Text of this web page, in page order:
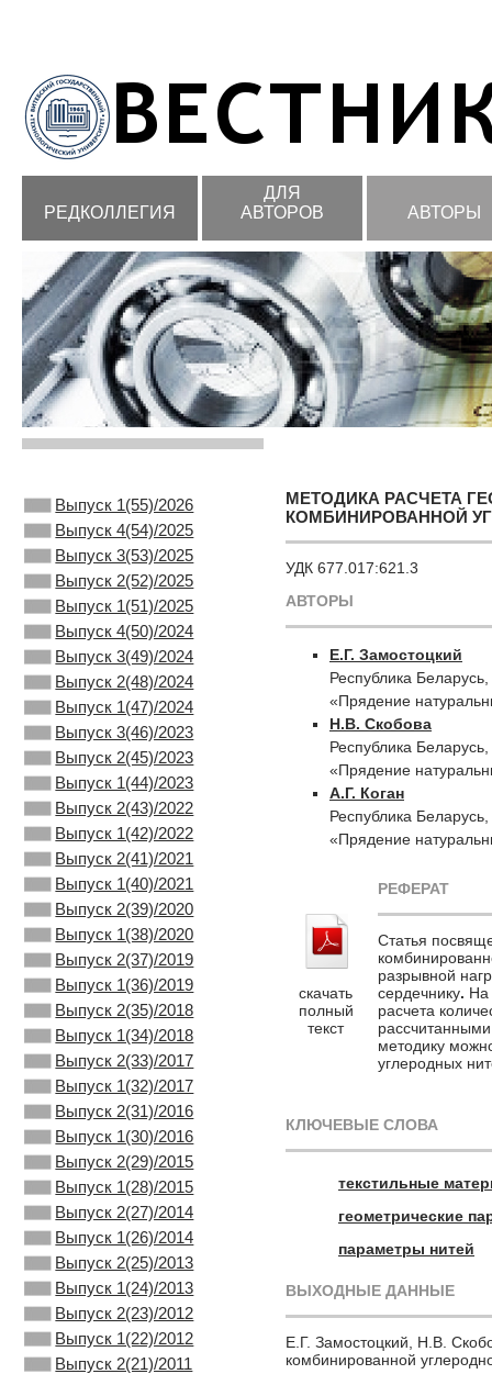
РЕДКОЛЛЕГИЯ
ДЛЯ
АВТОРОВ
АВТОРЫ
Выпуск 1(55)/2026
Выпуск 4(54)/2025
Выпуск 3(53)/2025
Выпуск 2(52)/2025
Выпуск 1(51)/2025
Выпуск 4(50)/2024
Выпуск 3(49)/2024
Выпуск 2(48)/2024
Выпуск 1(47)/2024
Выпуск 3(46)/2023
Выпуск 2(45)/2023
Выпуск 1(44)/2023
Выпуск 2(43)/2022
Выпуск 1(42)/2022
Выпуск 2(41)/2021
Выпуск 1(40)/2021
Выпуск 2(39)/2020
Выпуск 1(38)/2020
Выпуск 2(37)/2019
Выпуск 1(36)/2019
Выпуск 2(35)/2018
Выпуск 1(34)/2018
Выпуск 2(33)/2017
Выпуск 1(32)/2017
Выпуск 2(31)/2016
Выпуск 1(30)/2016
Выпуск 2(29)/2015
Выпуск 1(28)/2015
Выпуск 2(27)/2014
Выпуск 1(26)/2014
Выпуск 2(25)/2013
Выпуск 1(24)/2013
Выпуск 2(23)/2012
Выпуск 1(22)/2012
Выпуск 2(21)/2011
МЕТОДИКА РАСЧЕТА
КОМБИНИРОВАННОЙ
УДК 677.017:621.3
АВТОРЫ
Е.Г. Замостоцкий
Республика
«Прядение
Н.В. Скобова
Республика
«Прядение
А.Г. Коган
Республика
«Прядение
скачать
полный
текст
РЕФЕРАТ
Статья
разрывной
сердечнику. На
расчета
методику
углеродных
КЛЮЧЕВЫЕ СЛОВА
текстильные
геометрические
параметры нитей
ВЫХОДНЫЕ ДАННЫЕ
Е.Г. Замостоцкий, Н.В.
комбинированной